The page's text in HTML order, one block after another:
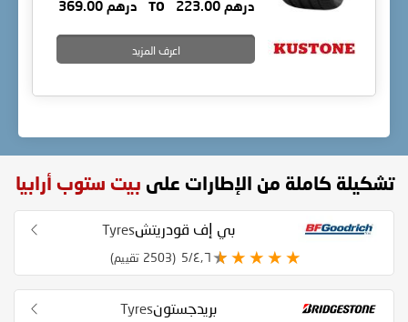
Safy M06 combines robust traction, wet
security, and high-mileage durability for
demanding UAE routes.
درهم 223.00 درهم 369.00
اعرف المزيد
تشكيلة كاملة من الإطارات على بيت ستوب أرابيا
بي إف قودريتشTyres
٤٫٦/5 (2503 تقييم)
بريدجستونTyres